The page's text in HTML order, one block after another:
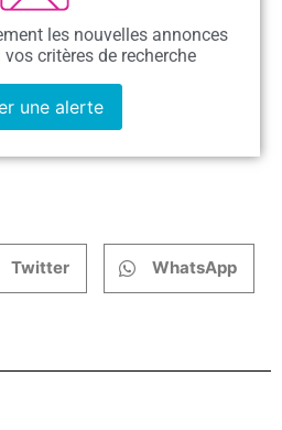
les nouvelles annonces
critères de recherche
une alerte
Twitter WhatsApp